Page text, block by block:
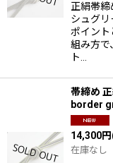
正絹帯
シュグ
ポイント
組み方で
ト…
帯締め
border
14,300円
在庫なし